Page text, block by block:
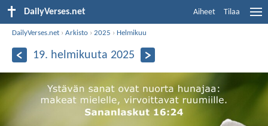
DailyVerses.net Aiheet Tilaa
DailyVerses.net ›Arkisto ›2025 › Helmikuu
19. helmikuuta 2025